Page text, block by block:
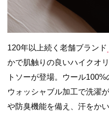
120年以上続く老舗ブランド
かで肌触りの良いハイクオ
トソーが登場。ウール
ウォッシャブル加工で洗濯
や防臭機能を備え、汗をか